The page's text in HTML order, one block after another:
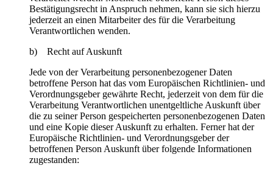
Bestätigungsrecht in Anspruch nehmen, kann sie sich hierzu
jederzeit an einen Mitarbeiter des für die Verarbeitung
Verantwortlichen wenden.
b) Recht auf Auskunft
Jede von der Verarbeitung personenbezogener Daten
betroffene Person hat das vom Europäischen Richtlinien- und
Verordnungsgeber gewährte Recht, jederzeit von dem für die
Verarbeitung Verantwortlichen unentgeltliche Auskunft über
die zu seiner Person gespeicherten personenbezogenen Daten
und eine Kopie dieser Auskunft zu erhalten. Ferner hat der
Europäische Richtlinien- und Verordnungsgeber der
betroffenen Person Auskunft über folgende Informationen
zugestanden: